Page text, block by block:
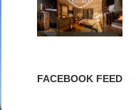
FACEBOOK FEED